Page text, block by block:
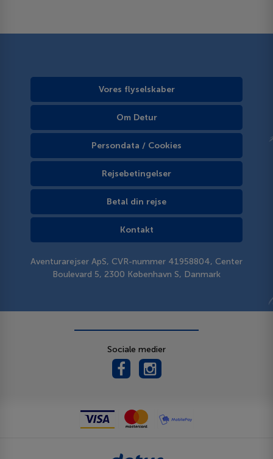
Vores flyselskaber
Om Detur
Persondata / Cookies
Rejsebetingelser
Betal din rejse
Kontakt
Aventurarejser ApS, CVR-nummer 41958804, Center
Boulevard 5, 2300 København S, Danmark
Sociale medier